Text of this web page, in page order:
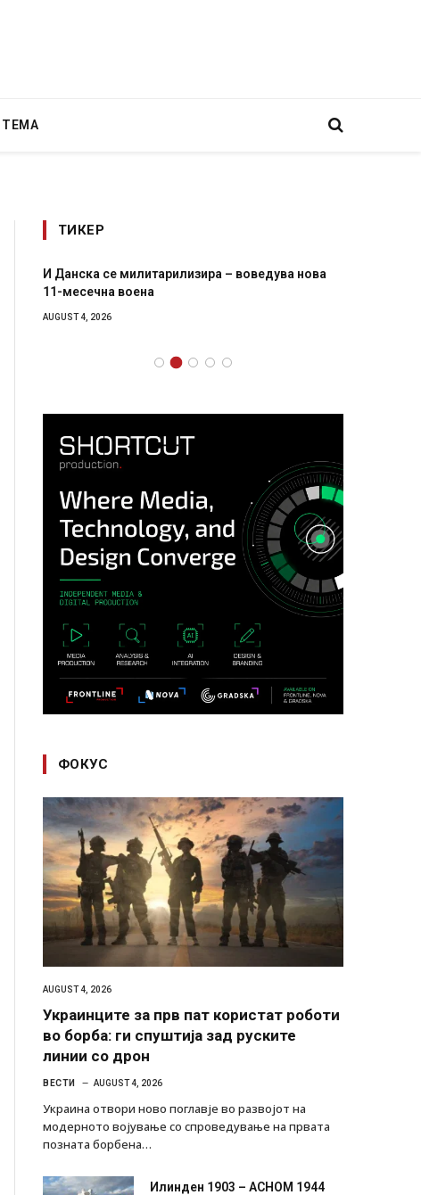
ТЕМА
ТИКЕР
И Данска се милитарилизира – воведува нова
11-месечна воена
AUGUST 4, 2026
ФОКУС
AUGUST 4, 2026
Украинците за прв пат користат роботи
во борба: ги спуштија зад руските
линии со дрон
ВЕСТИ AUGUST 4, 2026
Украина отвори ново поглавје во развојот на
модерното војување со спроведување на првата
позната борбена…
Илинден 1903 – АСНОМ 1944